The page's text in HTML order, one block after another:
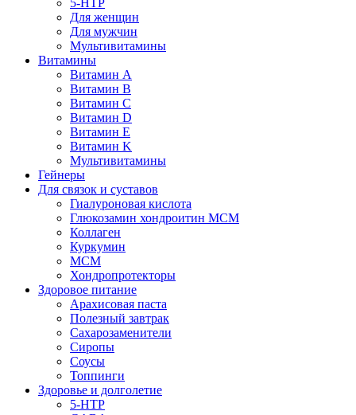
Для женщин
Для мужчин
Мультивитамины
Витамины
Витамин A
Витамин B
Витамин C
Витамин D
Витамин E
Витамин K
Мультивитамины
Гейнеры
Для связок и суставов
Гиалуроновая кислота
Глюкозамин хондроитин МСМ
Коллаген
Куркумин
МСМ
Хондропротекторы
Здоровое питание
Арахисовая паста
Полезный завтрак
Сахарозаменители
Сиропы
Соусы
Топпинги
Здоровье и долголетие
5-HTP